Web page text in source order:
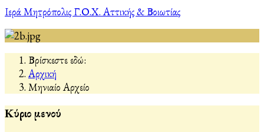
Ιερά Μητρόπολις Γ.Ο.Χ. Αττικής & Βοιωτίας
Βρίσκεστε εδώ:
Αρχική
Μηνιαίο Αρχείο
Κύριο μενού